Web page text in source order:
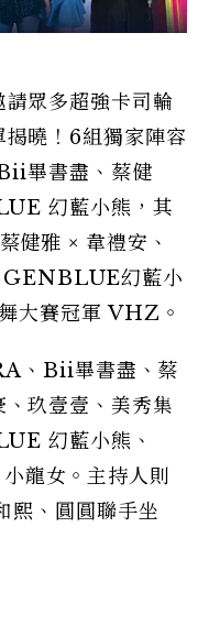
眾多超強卡司輪
曉！6組獨家陣容
畢書盡、蔡健
幻藍小熊，其
健雅 × 韋禮安、
GENBLUE幻藍小
大賽冠軍 VHZ。
、Bii畢書盡、蔡
玖壹壹、美秀集
幻藍小熊、
龍女。主持人則
熙、圓圓聯手坐